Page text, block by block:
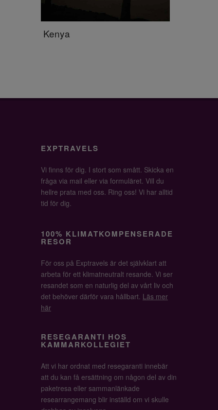
Kenya
EXPTRAVELS
Vi finns för dig. I stort som smått. Skicka en
fråga via mail eller via formuläret. Vill du
hellre prata med oss. Ring oss! Vi har alltid
tid för dig.
100% KLIMATKOMPENSERADE
RESOR
För oss på Exptravels är det självklart att
arbeta för ett klimatneutralt resande. Vi ser
resandet som en naturlig del av vårt liv och
det behöver därför vara hållbart. Läs mer
här
RESEGARANTI HOS
KAMMARKOLLEGIET
Att vi har ordnat med resegaranti innebär
att du kan få ersättning om någon del av din
paketresa eller sammanlänkade
researrangemang blir inställd om vi skulle